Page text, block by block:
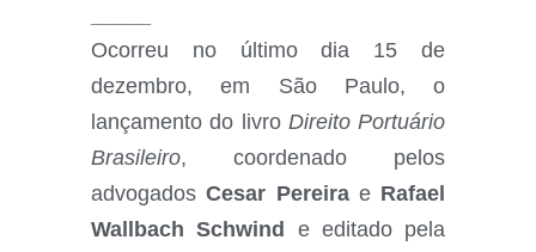
Ocorreu no último dia 15 de
dezembro, em São Paulo, o
lançamento do livro Direito Portuário
Brasileiro, coordenado pelos
advogadosCesar Pereirae Rafael
Wallbach Schwind
e editado pela